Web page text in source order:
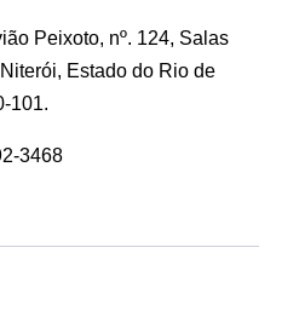
Peixoto, nº. 124, Salas
Estado do Rio de
101.
3468